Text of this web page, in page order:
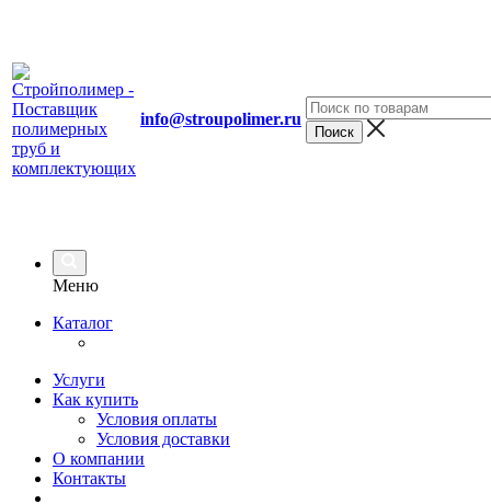
info@stroupolimer.ru
Меню
Каталог
Услуги
Как купить
Условия оплаты
Условия доставки
О компании
Контакты